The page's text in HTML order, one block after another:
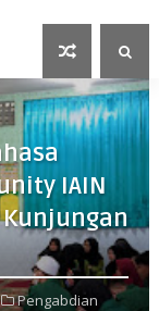
IAIN
Kunjungan
Pengabdian